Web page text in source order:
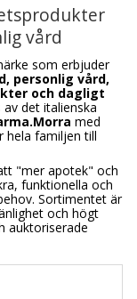
vård
som erbjuder
personlig vård,
och dagligt
det italienska
med
hela familjen till
"mer apotek" och
funktionella och
Sortimentet är
och högt
auktoriserade